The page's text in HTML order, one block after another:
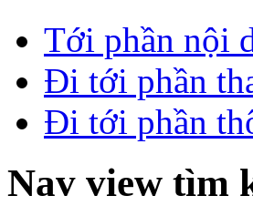
Tới phần nội
Đi tới phần
Đi tới phần
Nav view tìm